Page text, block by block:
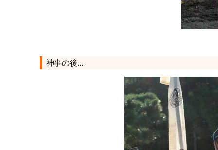
神事の後…